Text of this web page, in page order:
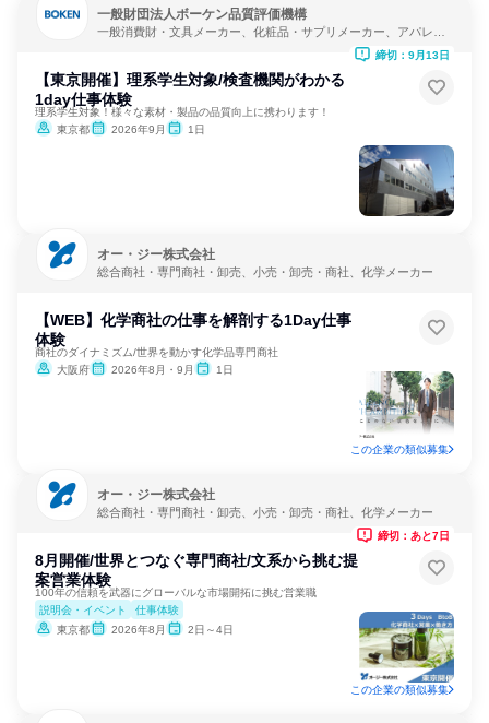
一般財団法人ボーケン品質評価機構
一般消費財・文具メーカー、化粧品・サプリメーカー、アパレ
【東京開催】理系学生対象/検査機関がわかる
1day仕事体験
理系学生対象！様々な素材・製品の品質向上に携わります！
東京都
2026年9月 1日
締切：9月13日
オー・ジー株式会社
総合商社・専門商社・卸売、小売・卸売・商社、化学メーカー
【WEB】化学商社の仕事を解剖する1Day仕事
体験
商社のダイナミズム/世界を動かす化学品専門商社
大阪府
2026年8月・9月 1日
この企業の類似募集
オー・ジー株式会社
総合商社・専門商社・卸売、小売・卸売・商社、化学メーカー
8月開催/世界とつなぐ専門商社/文系から挑む提
案営業体験
100年の信頼を武器にグローバルな市場開拓に挑む営業職
説明会・イベント
仕事体験
東京都
2026年8月 2日～4日
締切：あと7日
この企業の類似募集